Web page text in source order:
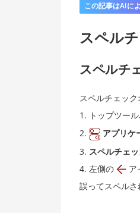
この記事はAIに
スペル
スペルチ
スペルチェック
トップツー
アプリケ
スペルチェ
左側の
ア
誤ってスペルさ